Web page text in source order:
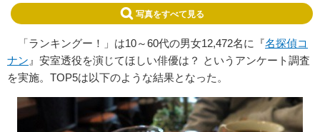
写真をすべて見る
「ランキングー！」は10～60代の男女12,472名に『名探偵コ
ナン 』安室透役を演じてほしい俳優は？ というアンケート調査
を実施。TOP5は以下のような結果となった。